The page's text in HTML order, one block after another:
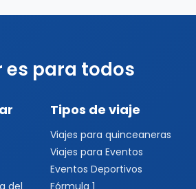
es para todos
del
Tipos de viaje
Viajes para quinceaneras
Viajes para Eventos
Eventos Deportivos
Fórmula 1